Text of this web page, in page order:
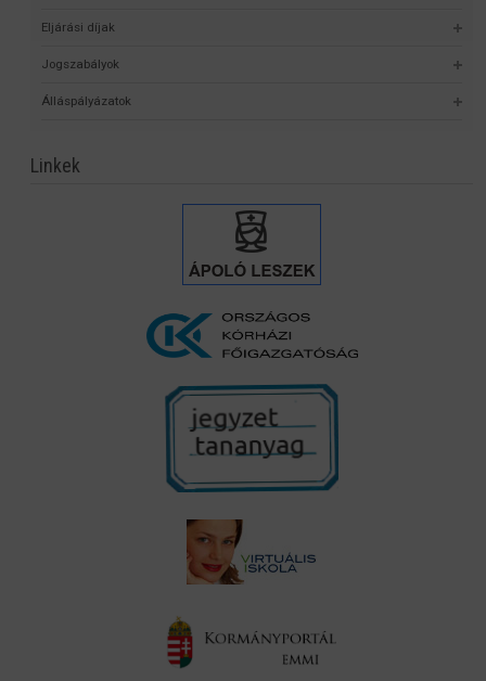
Eljárási díjak
Jogszabályok
Álláspályázatok
Linkek